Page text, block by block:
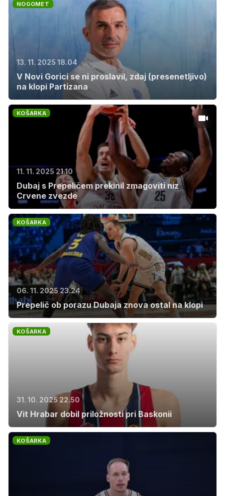
NOGOMET
13. 11. 2025 18.04
V Novi Gorici se ni proslavil, zdaj (presenetljivo)
na klopi Partizana
KOŠARKA
11. 11. 2025 21.10
Dubaj s Prepeličem prekinil zmagoviti niz
Crvene zvezde
KOŠARKA
06. 11. 2025 23.24
Prepelič ob porazu Dubaja znova ostal na klopi
KOŠARKA
31. 10. 2025 22.50
Vit Hrabar dobil priložnosti pri Baskonii
KOŠARKA